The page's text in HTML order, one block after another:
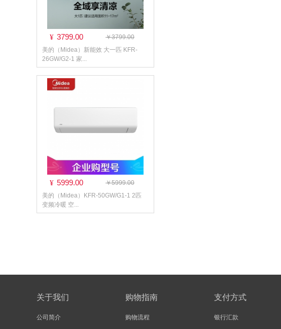
¥ 3799.00
￥3799.00
美的（Midea）新能效 大一匹 KFR-
26GW/G2-1 家...
¥ 5999.00
￥5999.00
美的（Midea）KFR-50GW/G1-1 2匹
变频冷暖 空...
关于我们
公司简介
购物指南
购物流程
支付方式
银行汇款